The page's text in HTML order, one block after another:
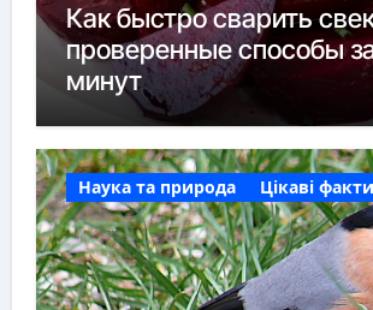
Как быстро сварить
проверенные способы
минут
Наука та природа Цікаві факти